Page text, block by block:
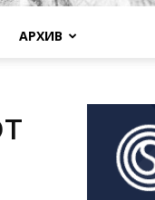
АРХИВ